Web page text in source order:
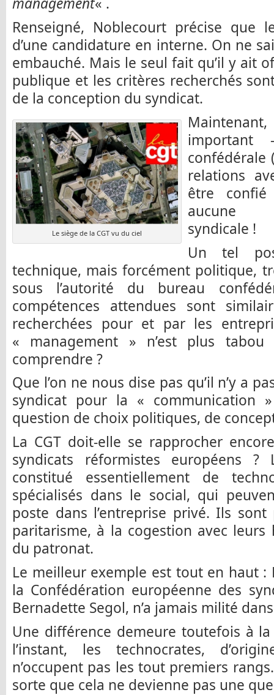
Renseigné, Noblecourt précise que
d’une candidature en interne. On ne
embauché. Mais le seul fait qu’il y ait
publique et les critères recherchés
de la conception du syndicat.
Le siège de la CGT vu du ciel
Maintenant,
important
confédérale
relations
être
aucune
syndicale !
Un tel
technique, mais forcément politique,
sous l’autorité du bureau
compétences attendues sont
recherchées pour et par les
« management » n’est plus tabou
comprendre ?
Que l’on ne nous dise pas qu’il n’y a
syndicat pour la « communication
question de choix politiques, de
La CGT doit-elle se rapprocher
syndicats réformistes européens ?
constitué essentiellement de
spécialisés dans le social, qui
poste dans l’entreprise privé. Ils
paritarisme, à la cogestion avec
du patronat.
Le meilleur exemple est tout en haut :
la Confédération européenne des
Bernadette Segol, n’a jamais milité
Une différence demeure toutefois à
l’instant, les technocrates,
n’occupent pas les tout premiers
sorte que cela ne devienne pas une